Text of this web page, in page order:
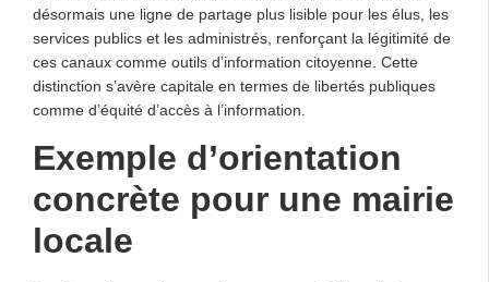
désormais une ligne de partage plus lisible pour les élus, les
services publics et les administrés, renforçant la légitimité de
ces canaux comme outils d’information citoyenne. Cette
distinction s’avère capitale en termes de libertés publiques
comme d’équité d’accès à l’information.
Exemple d’orientation
concrète pour une mairie
locale